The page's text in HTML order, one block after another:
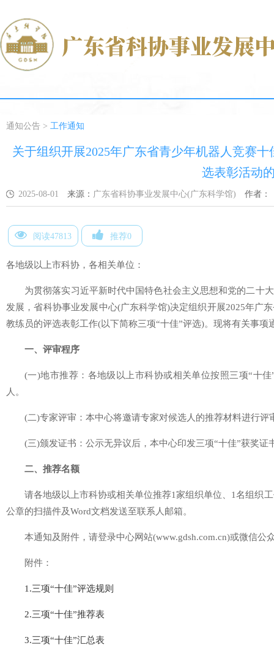
通知公告 > 工作通知
关于组织开展2025年广东省青少年机器人竞赛
选表彰活动
2025-08-01 来源： 广东省科协事业发展中心(广东科学馆) 作者：
阅读47813 推荐0
各地级以上市科协，各相关单位：
为贯彻落实习近平新时代中国特色社会主义思想和党的二十
发展，省科协事业发展中心(广东科学馆)决定组织开展2025年广
教练员的评选表彰工作(以下简称三项“十佳”评选)。现将有关事项
一、评审程序
(一)地市推荐：各地级以上市科协或相关单位按照三项“十
人。
(二)专家评审：本中心将邀请专家对候选人的推荐材料进行评
(三)颁发证书：公示无异议后，本中心印发三项“十佳”获奖证
二、推荐名额
请各地级以上市科协或相关单位推荐1家组织单位、1名组织
公章的扫描件及Word文档发送至联系人邮箱。
本通知及附件，请登录中心网站(www.gdsh.com.cn)或微信公
附件：
1.三项“十佳”评选规则
2.三项“十佳”推荐表
3.三项“十佳”汇总表